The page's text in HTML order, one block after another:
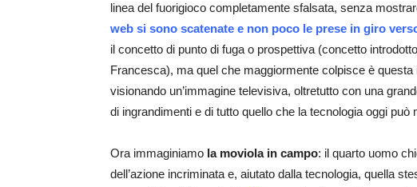
linea del fuorigioco completamente sfalsata, senza
web si sono scatenate e non poco le prese in giro
il concetto di punto di fuga o prospettiva (concetto
Francesca), ma quel che maggiormente colpisce è
visionando un’immagine televisiva, oltretutto con una
di ingrandimenti e di tutto quello che la tecnologia oggi può
Ora immaginiamo la moviola in campo: il quarto uomo
dell’azione incriminata e, aiutato dalla tecnologia, quella